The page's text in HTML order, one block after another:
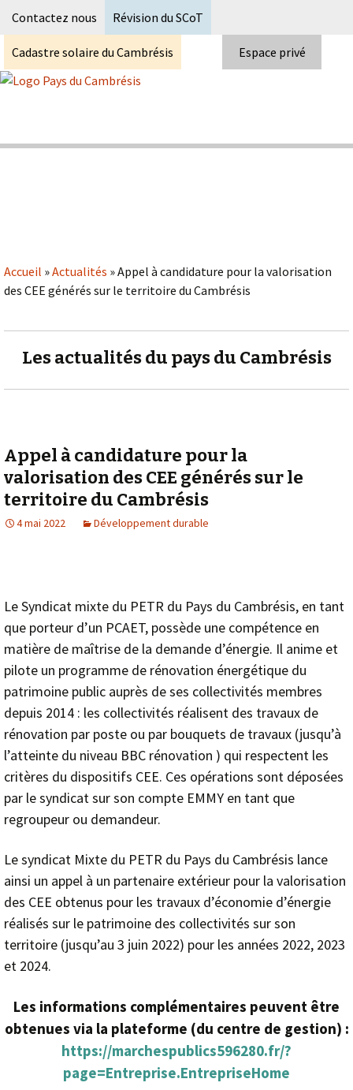
Contactez nous Révision du SCoT
Cadastre solaire du Cambrésis Espace privé
Accueil »Actualités »Appel à candidature pour la valorisation
des CEE générés sur le territoire du Cambrésis
Les actualités du pays du Cambrésis
Appel à candidature pour la
valorisation des CEE générés sur le
territoire du Cambrésis
4 mai 2022 Développement durable
Le Syndicat mixte du PETR du Pays du Cambrésis, en tant
que porteur d’un PCAET, possède une compétence en
matière de maîtrise de la demande d’énergie. Il anime et
pilote un programme de rénovation énergétique du
patrimoine public auprès de ses collectivités membres
depuis 2014 : les collectivités réalisent des travaux de
rénovation par poste ou par bouquets de travaux (jusqu’à
l’atteinte du niveau BBC rénovation ) qui respectent les
critères du dispositifs CEE. Ces opérations sont déposées
par le syndicat sur son compte EMMY en tant que
regroupeur ou demandeur.
Le syndicat Mixte du PETR du Pays du Cambrésis lance
ainsi un appel à un partenaire extérieur pour la valorisation
des CEE obtenus pour les travaux d’économie d’énergie
réalisés sur le patrimoine des collectivités sur son
territoire (jusqu’au 3 juin 2022) pour les années 2022, 2023
et 2024.
Les informations complémentaires peuvent être
obtenues via la plateforme (du centre de gestion) :
https://marchespublics596280.fr/?
page=Entreprise.EntrepriseHome